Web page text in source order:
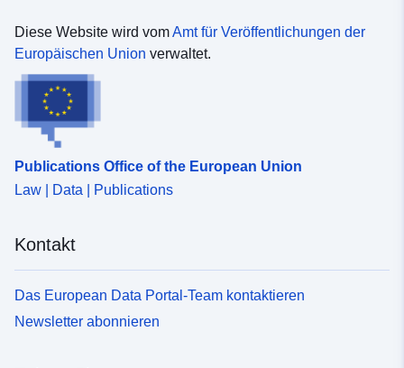
Diese Website wird vomAmt für Veröffentlichungen der
Europäischen Union verwaltet.
Publications Office of the European Union
Law | Data | Publications
Kontakt
Das European Data Portal-Team kontaktieren
Newsletter abonnieren